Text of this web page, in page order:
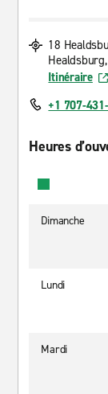
18
Itinéraire
+1 707-
Heures
Dimanche
Lundi
Mardi